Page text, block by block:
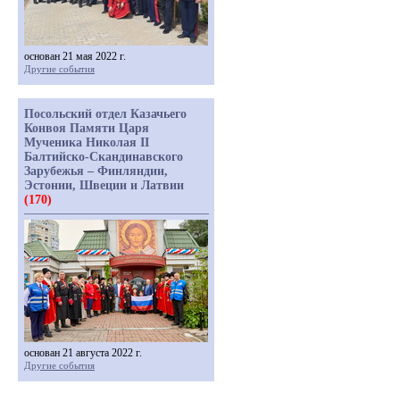
основан 21 мая 2022 г.
Другие события
Посольский отдел Казачьего
Конвоя Памяти Царя
Мученика Николая II
Балтийско-Скандинавского
Зарубежья – Финляндии,
Эстонии, Швеции и Латвии
(170)
основан 21 августа 2022 г.
Другие события